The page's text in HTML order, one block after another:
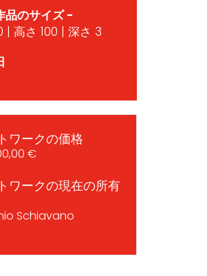
品のサイズ -
| 高さ 100 | 深さ 3
ワークの価格
€
ワークの現在の所有
Schiavano